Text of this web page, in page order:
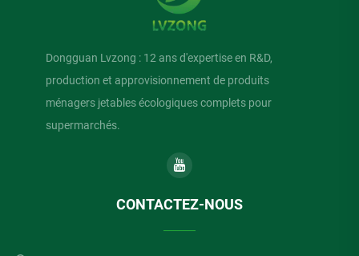
Dongguan Lvzong : 12 ans d'expertise en R&D,
production et approvisionnement de produits
ménagers jetables écologiques complets pour
supermarchés.
CONTACTEZ-NOUS